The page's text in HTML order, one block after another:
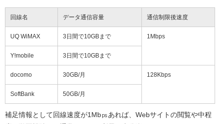
回線名 データ通信容量 通信制限後速度
UQ WiMAX 3日間で10GBまで 1Mbps
Y!mobile 3日間で10GBまで
docomo 30GB/月 128Kbps
SoftBank 50GB/月
補足情報として回線速度が1Mb㎰あれば、Webサイトの閲覧や中程